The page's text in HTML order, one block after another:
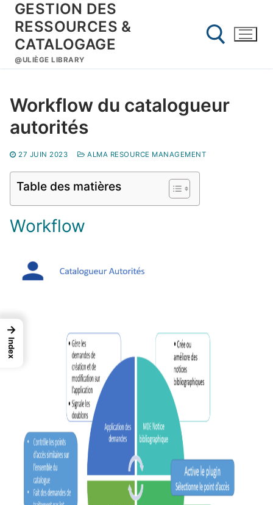
Aller
contenu
GESTION DES
RESSOURCES &
CATALOGAGE
@ULIÈGE LIBRARY
Workflow du catalogueur
autorités
27 JUIN 2023 ALMA RESOURCE MANAGEMENT
Table des matières
Workflow
→
Index